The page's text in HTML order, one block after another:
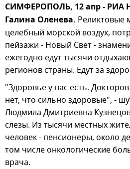
СИМФЕРОПОЛЬ, 12 апр - РИА
Галина Оленева.
целебный морской воздух,
пейзажи - Новый Свет -
ежегодно едут тысячи
регионов страны. Едут за
"Здоровье у нас есть.
нет, что сильно здоровые", -
Людмила Дмитриевна
слезы. Из тысячи местных
человек - пенсионеры, около
том числе онкологические
врача.